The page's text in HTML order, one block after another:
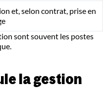
et, selon contrat, prise en
sont souvent les postes
la gestion